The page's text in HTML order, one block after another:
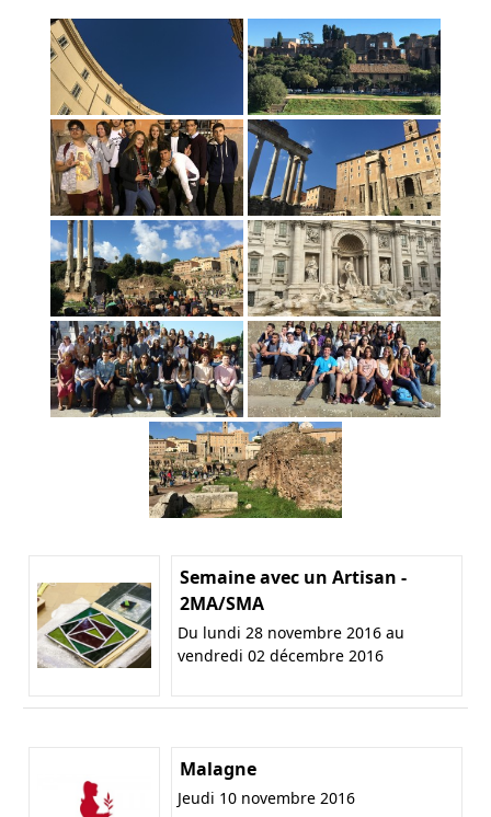
Semaine avec un Artisan -
2MA/SMA
Du lundi 28 novembre 2016 au
vendredi 02 décembre 2016
Malagne
Jeudi 10 novembre 2016